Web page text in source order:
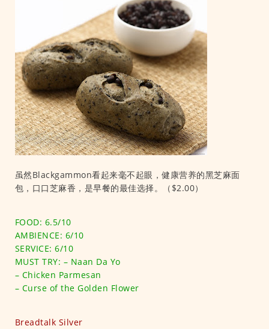
虽然Blackgammon看起来毫不起眼，健康营养的黑芝麻面
包，口口芝麻香，是早餐的最佳选择。（$2.00）
FOOD: 6.5/10
AMBIENCE: 6/10
SERVICE: 6/10
MUST TRY: – Naan Da Yo
– Chicken Parmesan
– Curse of the Golden Flower
Breadtalk Silver